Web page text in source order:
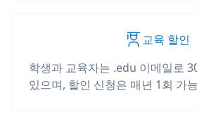
교육 할인
학생과 교육자는 .edu 이메일로
있으며, 할인 신청은 매년 1회 가